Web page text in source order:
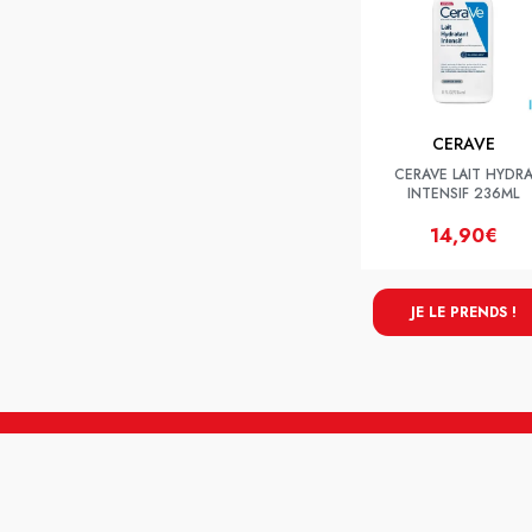
CERAVE
CERAVE LAIT HYDRA
INTENSIF 236ML
14,90€
JE LE PRENDS !